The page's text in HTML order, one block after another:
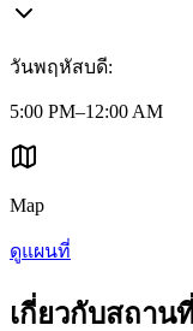
วันพฤหัสบดี:
5:00 PM–12:00 AM
Map
ดูแผนที่
เกี่ยวกับสถาน